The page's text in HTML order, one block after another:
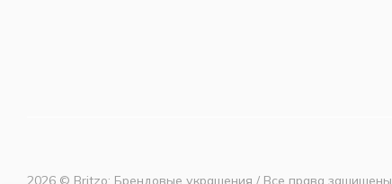
2026 © Britzo: Брендовые украшения / Все права защищены